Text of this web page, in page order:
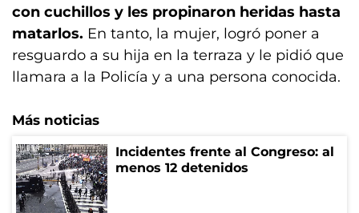
con cuchillos y les propinaron heridas hasta
matarlos. En tanto, la mujer, logró poner a
resguardo a su hija en la terraza y le pidió que
llamara a la Policía y a una persona conocida.
Más noticias
Incidentes frente al Congreso: al
menos 12 detenidos